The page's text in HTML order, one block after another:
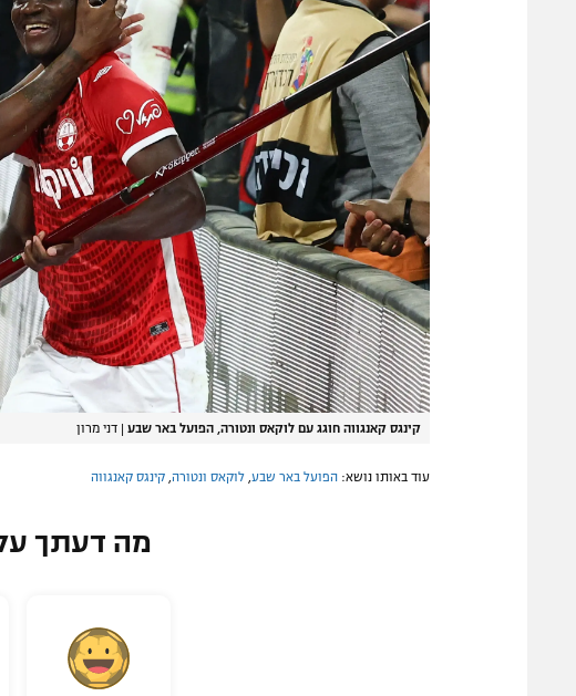
קינגס קאנגווה חוגג עם לוקאס ונטורה, הפועל באר שבע | דני מרון
עוד באותו נושא: הפועל באר שבע לוקאס ונטורה קינגס קאנגווה
מה דעתך